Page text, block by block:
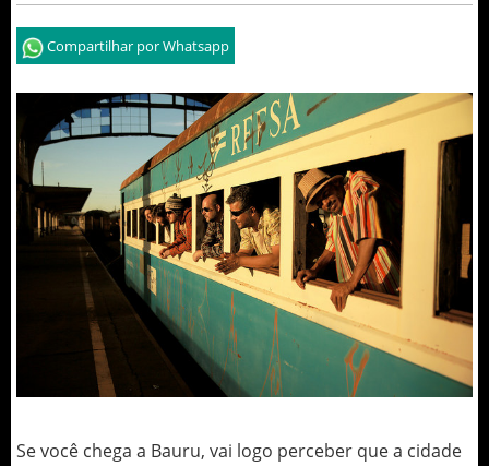
Compartilhar por Whatsapp
Se você chega a Bauru, vai logo perceber que a cidade